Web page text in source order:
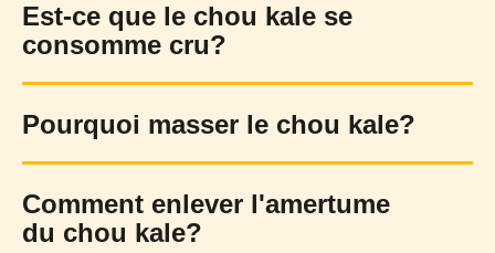
Est-ce que le chou kale se
consomme cru?
Pourquoi masser le chou kale?
Comment enlever l'amertume
du chou kale?